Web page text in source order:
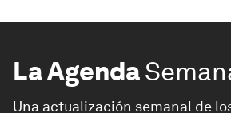
La Agenda
Una actualización semanal de